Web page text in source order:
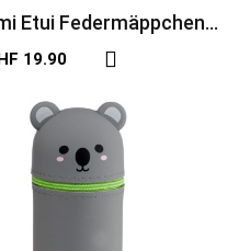
Etui Federmäppchen
Pinguin
19.90